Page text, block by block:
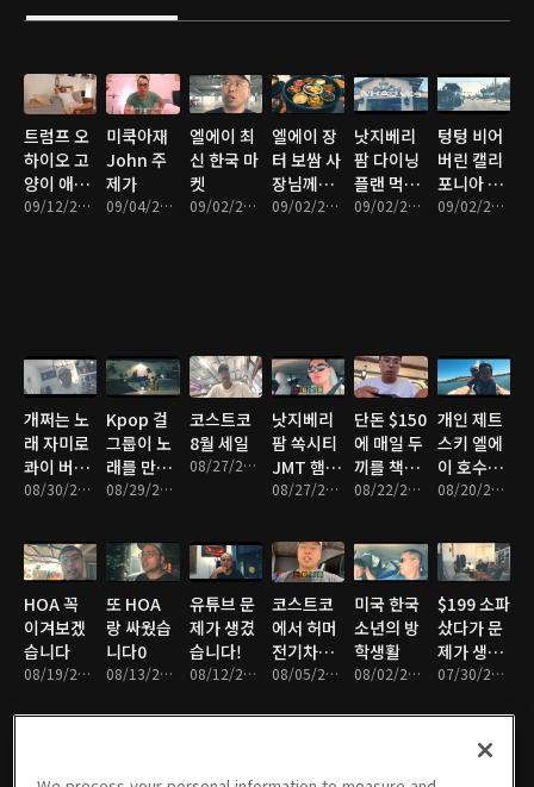
트럼프 오
하이오 고
양이 애완
견 사건 실
09/12/2024 • 11분
미쿡아재
John 주
제가
09/04/2024 • 5분
엘에이 최
신 한국 마
켓
09/02/2024 • 12분
엘에이 장
터 보쌈 사
장님께서
제 구독자
09/02/2024 • 28분
낫지베리
팜 다이닝
플랜 먹을
수 있는 모
09/02/2024 • 26분
텅텅 비어
버린 캘리
포니아 백
화점..
09/02/2024 • 27분
개쩌는 노
래 자미로
콰이 버츄
얼인세니08/30/2024 • 14분
Kpop 걸
그룹이 노
래를 만들
어 줬습니
08/29/2024 • 19분
코스트코
8월 세일
08/27/2024 • 14분
낫지베리
팜 쏙시티
JMT 햄버
거
08/27/2024 • 27분
단돈 $150
에 매일 두
끼를 책임
지는 놀이
08/22/2024 • 28분
개인 제트
스키 엘에
이 호수에
서 타보기
08/20/2024 • 26분
HOA 꼭
이겨보겠
습니다
08/19/2024 • 15분
또 HOA
랑 싸웠습
니다0
08/13/2024 • 19분
유튜브 문
제가 생겼
습니다!
08/12/2024 • 9분
코스트코
에서 허머
전기차를
판다?! 08/05/2024 • 21분
미국 한국
소년의 방
학생활
08/02/2024 • 23분
$199 소파
샀다가 문
제가 생겼
습니다!07/30/2024 • 17분